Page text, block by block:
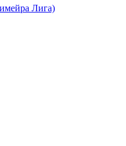
Лига)